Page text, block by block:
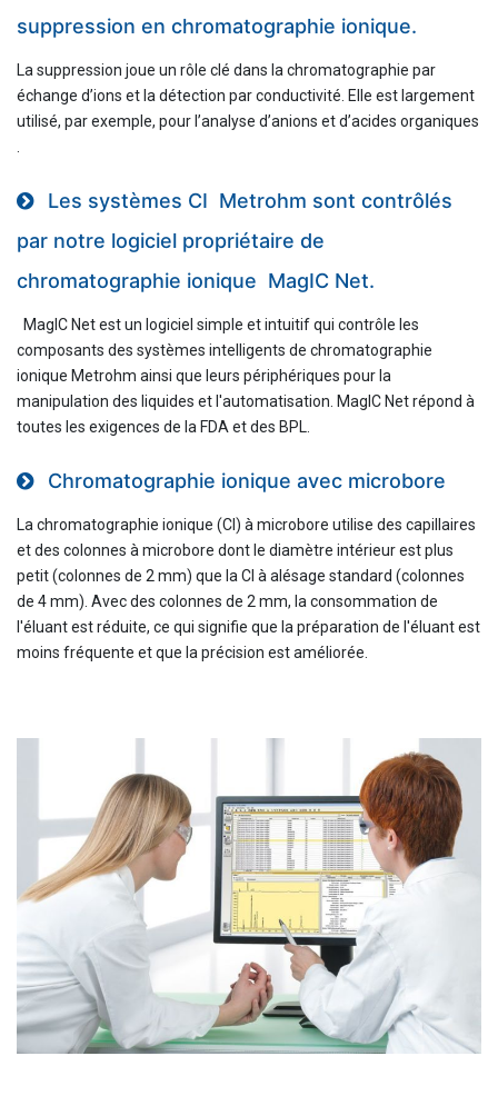
suppression en chromatographie ionique.
La suppression joue un rôle clé dans la chromatographie par
échange d’ions et la détection par conductivité. Elle est largement
utilisé, par exemple, pour l’analyse d’anions et d’acides organiques
.
Les systèmes CI Metrohm sont contrôlés
par notre logiciel propriétaire de
chromatographie ionique MagIC Net.
MagIC Net est un logiciel simple et intuitif qui contrôle les
composants des systèmes intelligents de chromatographie
ionique Metrohm ainsi que leurs périphériques pour la
manipulation des liquides et l'automatisation. MagIC Net répond à
toutes les exigences de la FDA et des BPL.
Chromatographie ionique avec microbore
La chromatographie ionique (CI) à microbore utilise des capillaires
et des colonnes à microbore dont le diamètre intérieur est plus
petit (colonnes de 2 mm) que la CI à alésage standard (colonnes
de 4 mm). Avec des colonnes de 2 mm, la consommation de
l'éluant est réduite, ce qui signifie que la préparation de l'éluant est
moins fréquente et que la précision est améliorée.